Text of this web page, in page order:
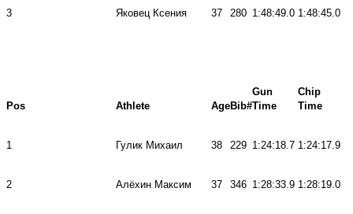
3 Яковец Ксения 37 280 1:48:49.0 1:48:45.0
Pos Athlete AgeBib#
Gun
Time
Chip
Time
1 Гулик Михаил 38 229 1:24:18.7 1:24:17.9
2 Алёхин Максим 37 346 1:28:33.9 1:28:19.0